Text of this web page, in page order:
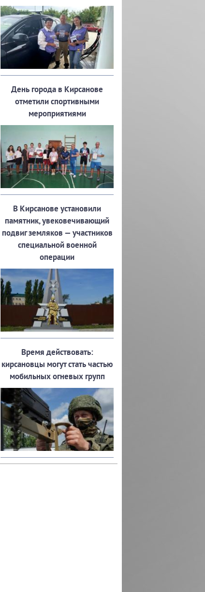
День города в Кирсанове
отметили спортивными
мероприятиями
В Кирсанове установили
памятник, увековечивающий
подвиг земляков — участников
специальной военной
операции
Время действовать:
кирсановцы могут стать частью
мобильных огневых групп